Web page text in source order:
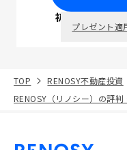
初回面談で
プレゼント適
TOP RENOSY不動産投資
RENOSY（リノシー）の評判